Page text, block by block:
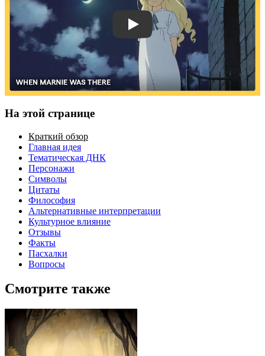
Смотреть трейлер
На этой странице
Краткий обзор
Главная идея
Тематическая ДНК
Персонажи
Символы
Цитаты
Философия
Альтернативные интерпретации
Культурное влияние
Отзывы
Факты
Пасхалки
Вопросы
Смотрите также